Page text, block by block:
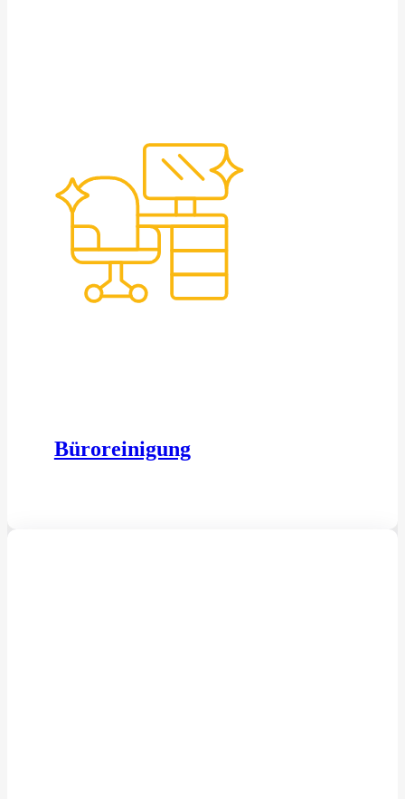
Büroreinigung